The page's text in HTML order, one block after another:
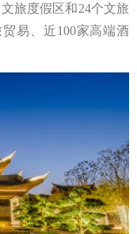
旅度假区和24个文旅
易、近100家高端酒